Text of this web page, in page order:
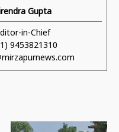
Gupta
in-Chief
9453821310